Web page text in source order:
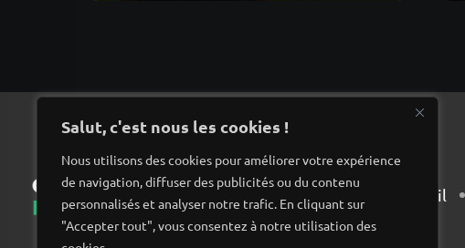
Salut, c'est nous les cookies !
Nous utilisons des cookies pour améliorer votre expérience
de navigation, diffuser des publicités ou du contenu
personnalisés et analyser notre trafic. En cliquant sur
"Accepter tout", vous consentez à notre utilisation des
Accueil